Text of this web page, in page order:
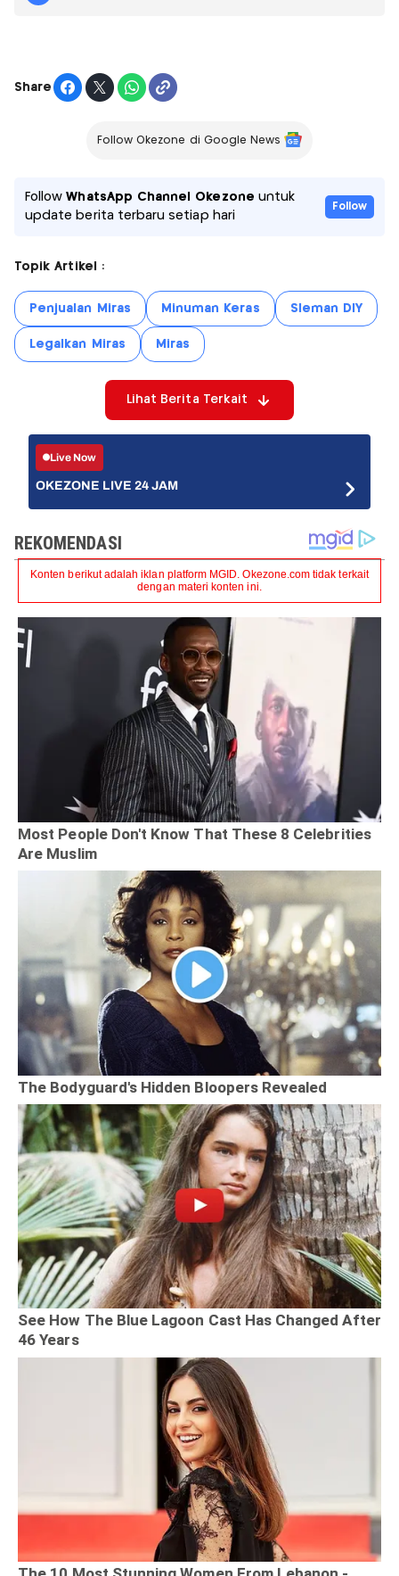
Share
Follow Okezone di Google News
FollowWhatsApp Channel Okezone untuk
update berita terbaru setiap hari
Follow
Topik Artikel :
Penjualan Miras Minuman Keras Sleman DIY
Legalkan Miras Miras
Lihat Berita Terkait
Live Now
OKEZONE LIVE 24 JAM